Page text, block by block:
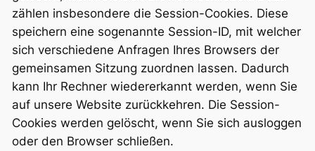
zählen insbesondere die Session-Cookies. Diese
speichern eine sogenannte Session-ID, mit welcher
sich verschiedene Anfragen Ihres Browsers der
gemeinsamen Sitzung zuordnen lassen. Dadurch
kann Ihr Rechner wiedererkannt werden, wenn Sie
auf unsere Website zurückkehren. Die Session-
Cookies werden gelöscht, wenn Sie sich ausloggen
oder den Browser schließen.